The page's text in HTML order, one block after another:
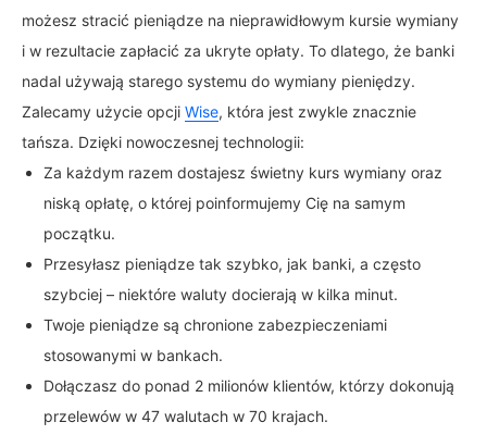
możesz stracić pieniądze na nieprawidłowym kursie wymiany
i w rezultacie zapłacić za ukryte opłaty. To dlatego, że banki
nadal używają starego systemu do wymiany pieniędzy.
Zalecamy użycie opcji Wise, która jest zwykle znacznie
tańsza. Dzięki nowoczesnej technologii:
Za każdym razem dostajesz świetny kurs wymiany oraz
niską opłatę, o której poinformujemy Cię na samym
początku.
Przesyłasz pieniądze tak szybko, jak banki, a często
szybciej – niektóre waluty docierają w kilka minut.
Twoje pieniądze są chronione zabezpieczeniami
stosowanymi w bankach.
Dołączasz do ponad 2 milionów klientów, którzy dokonują
przelewów w 47 walutach w 70 krajach.